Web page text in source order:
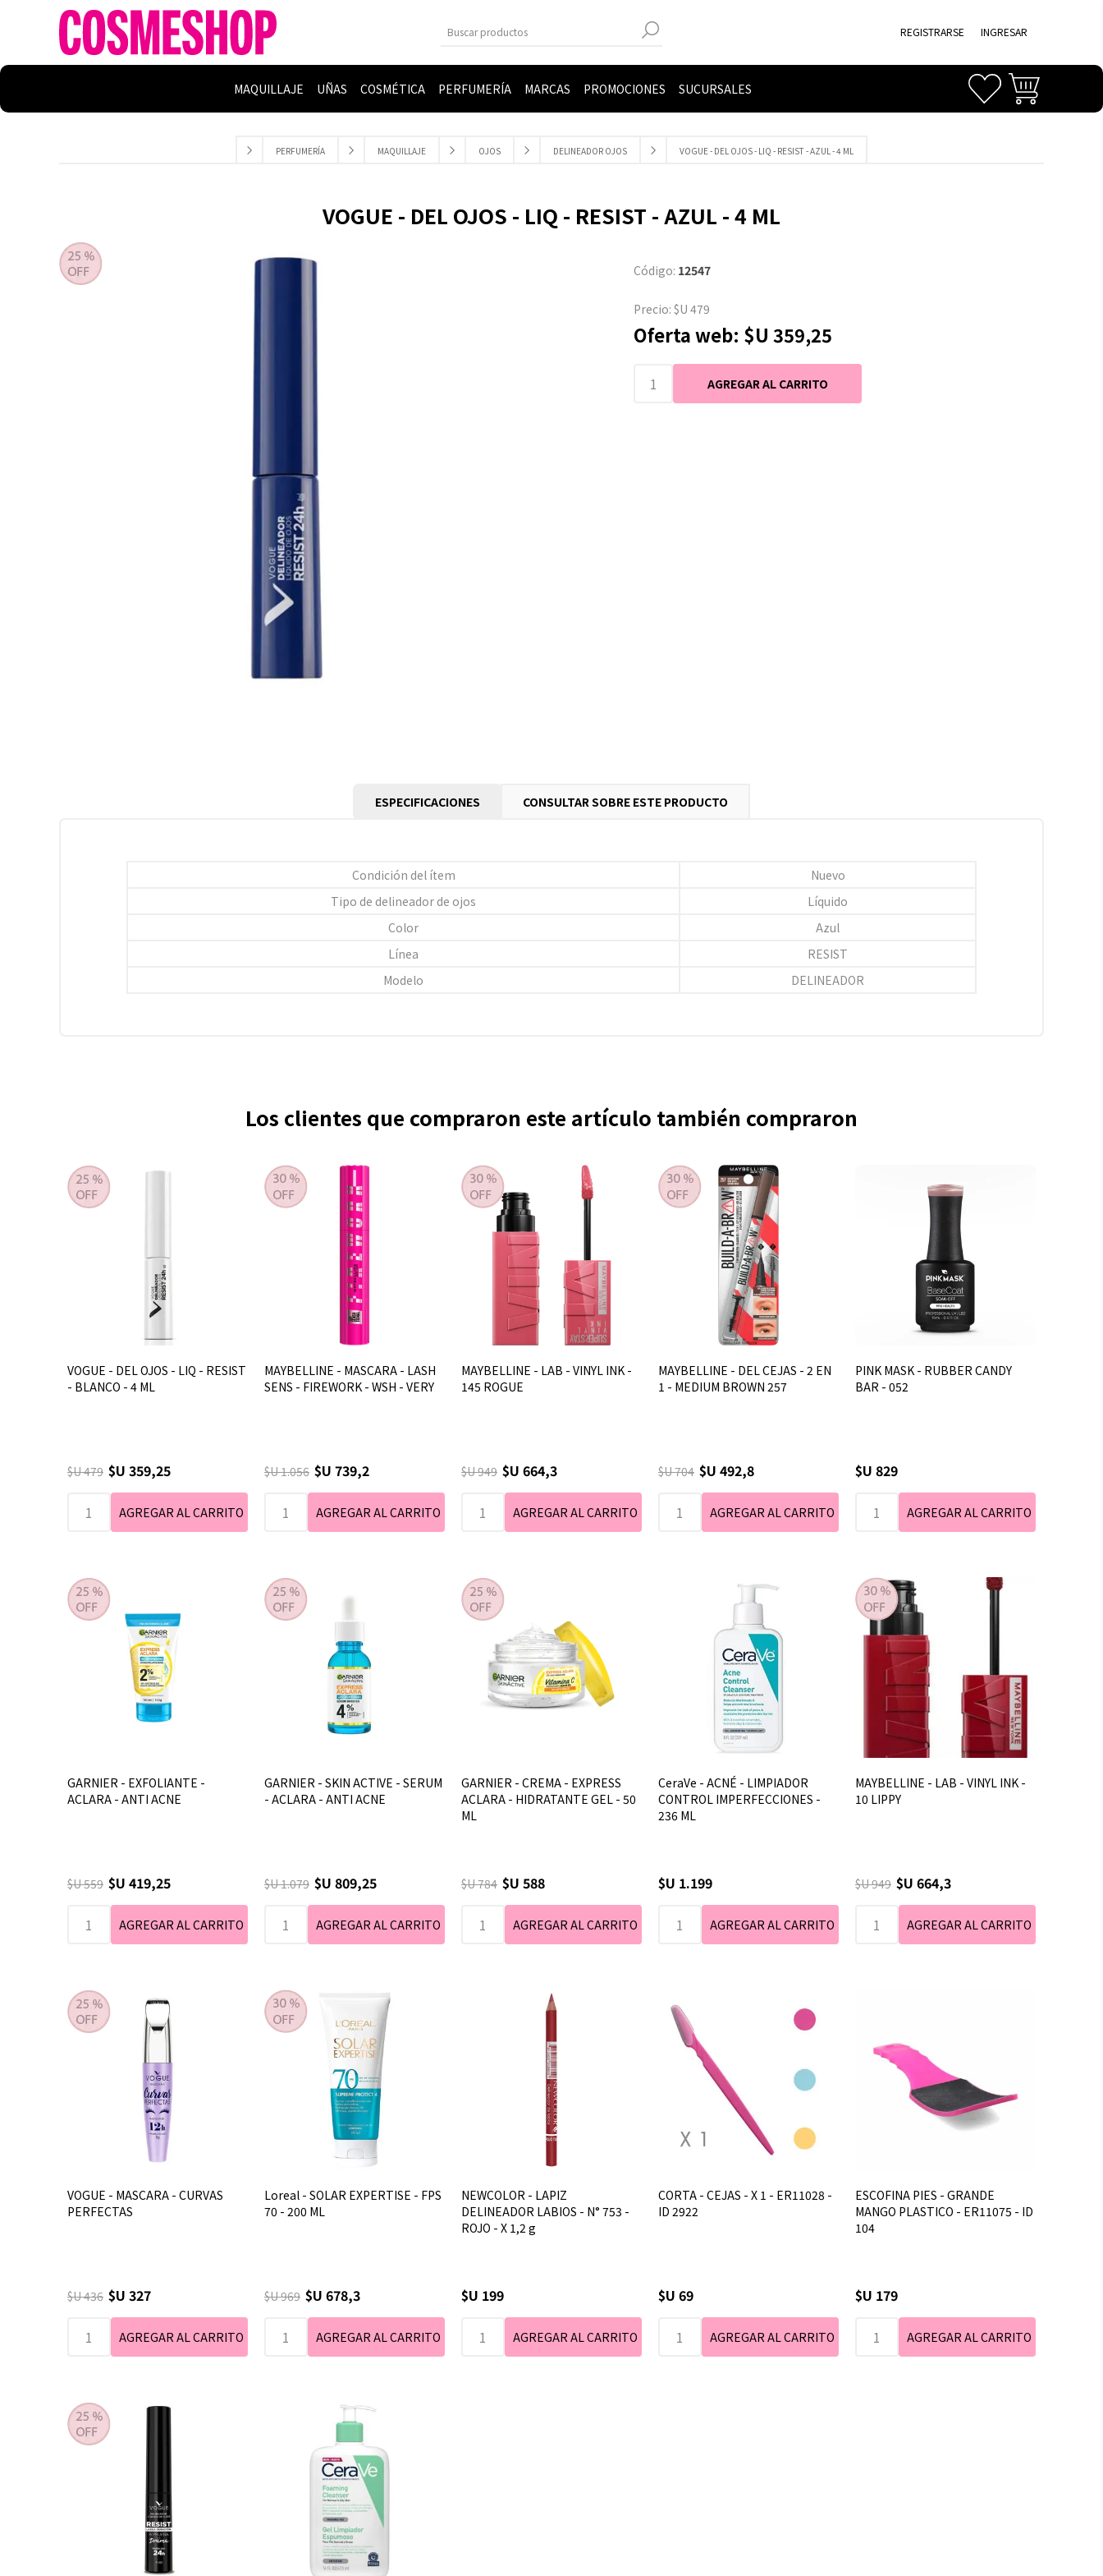
REGISTRARSE INGRESAR
MAQUILLAJE UÑAS COSMÉTICA PERFUMERÍA MARCAS PROMOCIONES SUCURSALES
PERFUMERÍA MAQUILLAJE OJOS DELINEADOR OJOS VOGUE - DEL OJOS - LIQ - RESIST - AZUL - 4 ML
VOGUE - DEL OJOS - LIQ - RESIST - AZUL - 4 ML
Código: 12547
Precio: $U 479
Oferta web: $U 359,25
ESPECIFICACIONES CONSULTAR SOBRE ESTE PRODUCTO
Condición del ítem
Nuevo
Tipo de delineador de ojos
Líquido
Color
Azul
Línea
RESIST
Modelo
DELINEADOR
Los clientes que compraron este artículo también compraron
VOGUE - DEL OJOS - LIQ - RESIST
- BLANCO - 4 ML
$U 479 $U 359,25
MAYBELLINE - MASCARA - LASH
SENS - FIREWORK - WSH - VERY
$U 1.056 $U 739,2
MAYBELLINE - LAB - VINYL INK -
145 ROGUE
$U 949 $U 664,3
MAYBELLINE - DEL CEJAS - 2 EN
1 - MEDIUM BROWN 257
$U 704 $U 492,8
PINK MASK - RUBBER CANDY
BAR - 052
$U 829
GARNIER - EXFOLIANTE -
ACLARA - ANTI ACNE
$U 559 $U 419,25
GARNIER - SKIN ACTIVE - SERUM
- ACLARA - ANTI ACNE
$U 1.079 $U 809,25
GARNIER - CREMA - EXPRESS
ACLARA - HIDRATANTE GEL - 50
ML
$U 784 $U 588
CeraVe - ACNÉ - LIMPIADOR
CONTROL IMPERFECCIONES -
236 ML
$U 1.199
MAYBELLINE - LAB - VINYL INK -
10 LIPPY
$U 949 $U 664,3
VOGUE - MASCARA - CURVAS
PERFECTAS
$U 436 $U 327
Loreal - SOLAR EXPERTISE - FPS
70 - 200 ML
$U 969 $U 678,3
NEWCOLOR - LAPIZ
DELINEADOR LABIOS - N° 753 -
ROJO - X 1,2 g
$U 199
CORTA - CEJAS - X 1 - ER11028 -
ID 2922
$U 69
ESCOFINA PIES - GRANDE
MANGO PLASTICO - ER11075 - ID
104
$U 179